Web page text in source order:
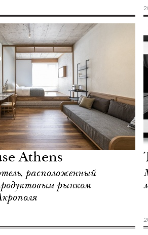
Athens
расположенный
рынком